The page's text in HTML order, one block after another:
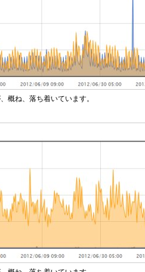
概ね、落ち着いています。